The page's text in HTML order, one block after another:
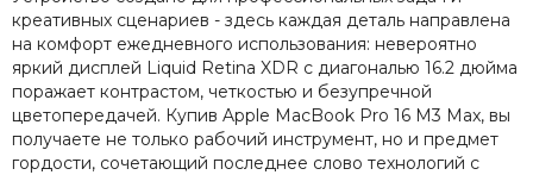
Apple MacBook Air 15 M2
Apple MacBook Air 13 M2
Apple MacBook Air 13 M1
креативных сценариев - здесь каждая деталь направлена
на комфорт ежедневного использования: невероятно
яркий дисплей Liquid Retina XDR с диагональю 16.2 дюйма
поражает контрастом, четкостью и безупречной
цветопередачей. Купив Apple MacBook Pro 16 M3 Max, вы
получаете не только рабочий инструмент, но и предмет
гордости, сочетающий последнее слово технологий с